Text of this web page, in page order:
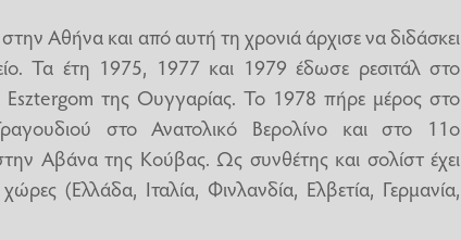
Αθήνα και από αυτή τη χρονιά άρχισε να διδάσκει
Τα έτη 1975, 1977 και 1979 έδωσε ρεσιτάλ στο
Esztergom της Ουγγαρίας. Το 1978 πήρε μέρος στο
στο Ανατολικό Βερολίνο και στο 11ο
Αβάνα της Κούβας. Ως συνθέτης και σολίστ έχει
(Ελλάδα, Ιταλία, Φινλανδία, Ελβετία, Γερμανία,